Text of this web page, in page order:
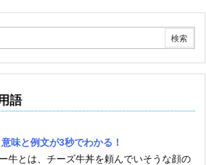
語
意味と例文が3秒でわかる！
牛とは、チーズ牛丼を頼んでいそうな顔の